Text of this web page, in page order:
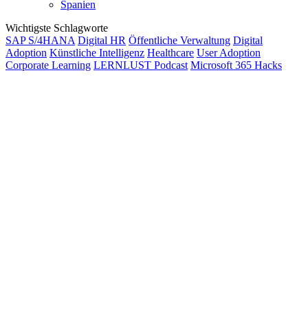
Spanien
Wichtigste Schlagworte
SAP S/4HANA Digital HR Öffentliche Verwaltung Digital
Adoption Künstliche Intelligenz Healthcare User Adoption
Corporate Learning LERNLUST Podcast Microsoft 365 Hacks